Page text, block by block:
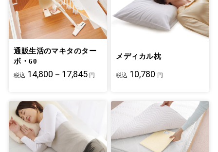
通販生活のマキタのター
ボ・60
税込 14,800－17,845 円
メディカル枕
税込 10,780 円